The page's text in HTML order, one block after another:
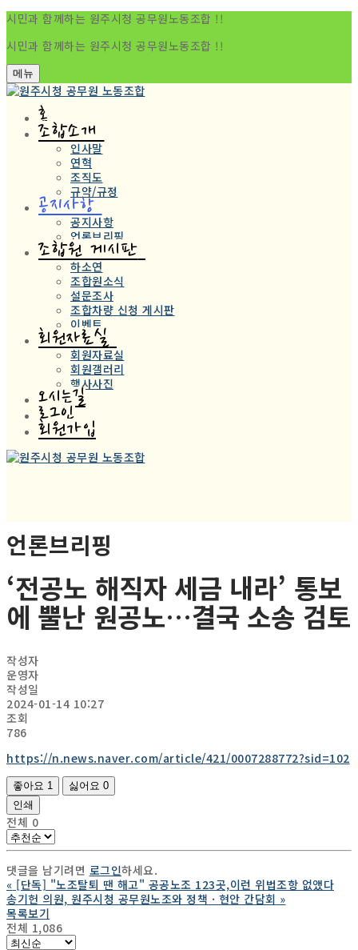
시민과 함께하는 원주시청 공무원노동조합 !!
시민과 함께하는 원주시청 공무원노동조합 !!
메뉴
홈
조합소개
인사말
연혁
조직도
규약/규정
공지사항
공지사항
언론브리핑
조합원 게시판
하소연
조합원소식
설문조사
조합차량 신청 게시판
이벤트
회원자료실
회원자료실
회원갤러리
행사사진
오시는길
로그인
회원가입
언론브리핑
‘전공노 해직자 세금 내라’ 통보
에 뿔난 원공노…결국 소송 검토
작성자
운영자
작성일
2024-01-14 10:27
조회
786
https://n.news.naver.com/article/421/0007288772?sid=102
좋아요 1 싫어요 0
인쇄
전체 0
댓글을 남기려면 로그인하세요.
« [단독] "노조탈퇴 땐 해고" 공공노조 123곳,이런 위법조항 없앴다
송기헌 의원, 원주시청 공무원노조와 정책 · 현안 간담회 »
목록보기
전체 1,086